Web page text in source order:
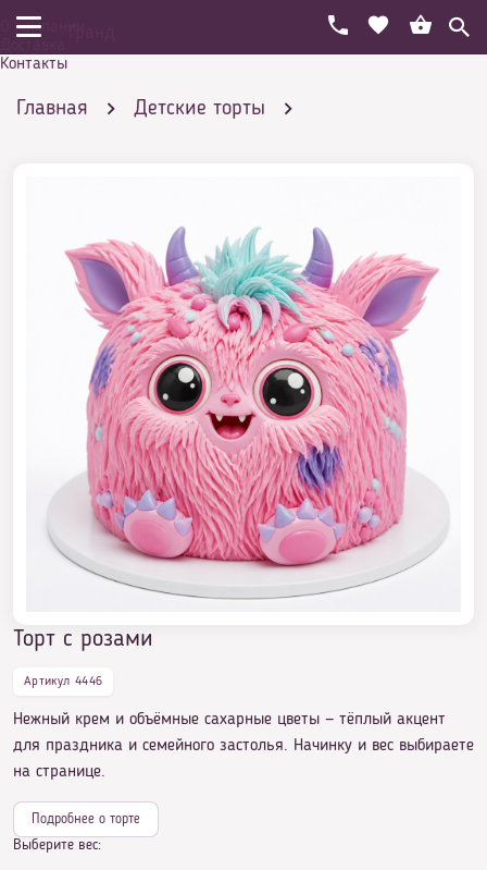
О компании
Контакты
Главная Детские торты
Торт Монстры на каникулах Торт с розами
Торт с розами
Артикул 4446
Нежный крем и объёмные сахарные цветы — тёплый акцент
для праздника и семейного застолья. Начинку и вес выбираете
на странице.
Подробнее о торте
Выберите вес: